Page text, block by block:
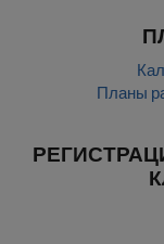
Планы